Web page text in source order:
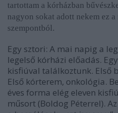
tartottam a kórházban
nagyon sokat adott nekem ez
szempontból.
Egy sztori: A mai napig a
legelső kórházi előadás.
kisfiúval találkoztunk. Első
Első kórterem, onkológia.
éves forma elég eleven
műsort (Boldog Péterrel).